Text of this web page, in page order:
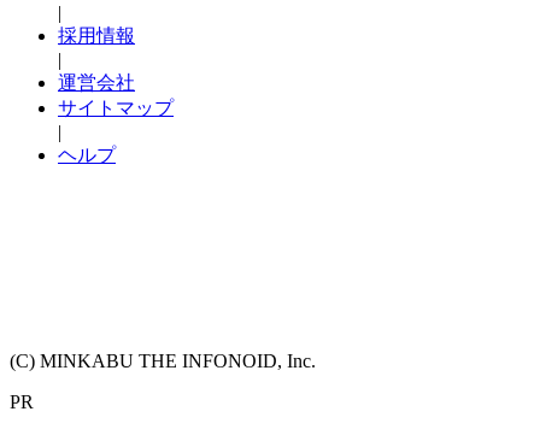
|
採用情報
|
運営会社
サイトマップ
|
ヘルプ
(C) MINKABU THE INFONOID, Inc.
PR